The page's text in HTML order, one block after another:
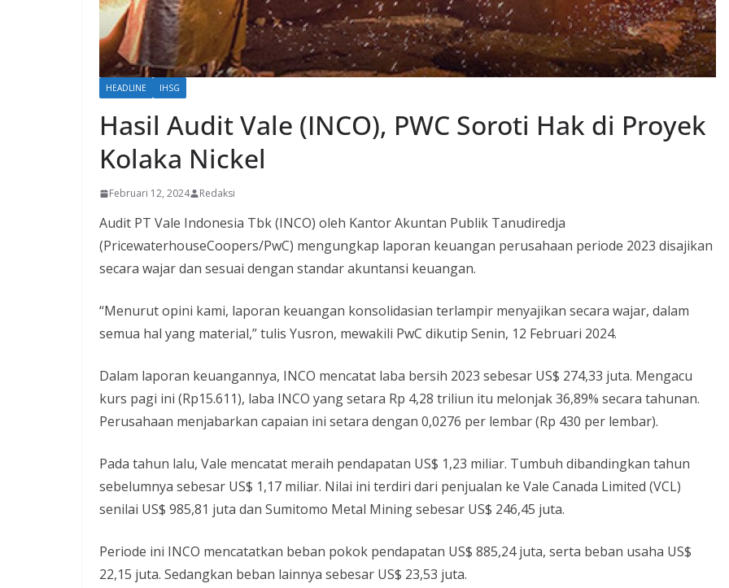
HEADLINE IHSG
Hasil Audit Vale (INCO), PWC Soroti Hak di Proyek
Kolaka Nickel
Februari 12, 2024 Redaksi
Audit PT Vale Indonesia Tbk (INCO) oleh Kantor Akuntan Publik Tanudiredja
(PricewaterhouseCoopers/PwC) mengungkap laporan keuangan perusahaan periode 2023 disajikan
secara wajar dan sesuai dengan standar akuntansi keuangan.
“Menurut opini kami, laporan keuangan konsolidasian terlampir menyajikan secara wajar, dalam
semua hal yang material,” tulis Yusron, mewakili PwC dikutip Senin, 12 Februari 2024.
Dalam laporan keuangannya, INCO mencatat laba bersih 2023 sebesar US$ 274,33 juta. Mengacu
kurs pagi ini (Rp15.611), laba INCO yang setara Rp 4,28 triliun itu melonjak 36,89% secara tahunan.
Perusahaan menjabarkan capaian ini setara dengan 0,0276 per lembar (Rp 430 per lembar).
Pada tahun lalu, Vale mencatat meraih pendapatan US$ 1,23 miliar. Tumbuh dibandingkan tahun
sebelumnya sebesar US$ 1,17 miliar. Nilai ini terdiri dari penjualan ke Vale Canada Limited (VCL)
senilai US$ 985,81 juta dan Sumitomo Metal Mining sebesar US$ 246,45 juta.
Periode ini INCO mencatatkan beban pokok pendapatan US$ 885,24 juta, serta beban usaha US$
22,15 juta. Sedangkan beban lainnya sebesar US$ 23,53 juta.